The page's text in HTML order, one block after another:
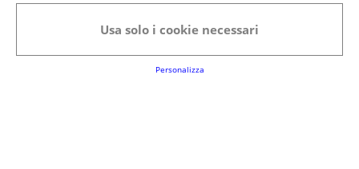
Bellezza
Alimenti e bevande
Animali
Usa solo i cookie necessari
Personalizza